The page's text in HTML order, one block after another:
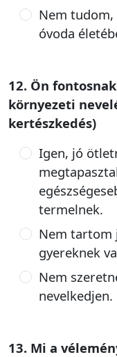
Nem tudom,
óvoda
12. Ön
környezeti
kertészkedés)
Igen, jó
termelnek.
Nem tartom
gyereknek
Nem
nevelkedjen.
13. Mi a